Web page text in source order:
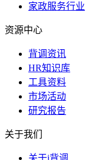
家政服务行业
资源中心
背调资讯
HR知识库
工具资料
市场活动
研究报告
关于我们
关于i背调